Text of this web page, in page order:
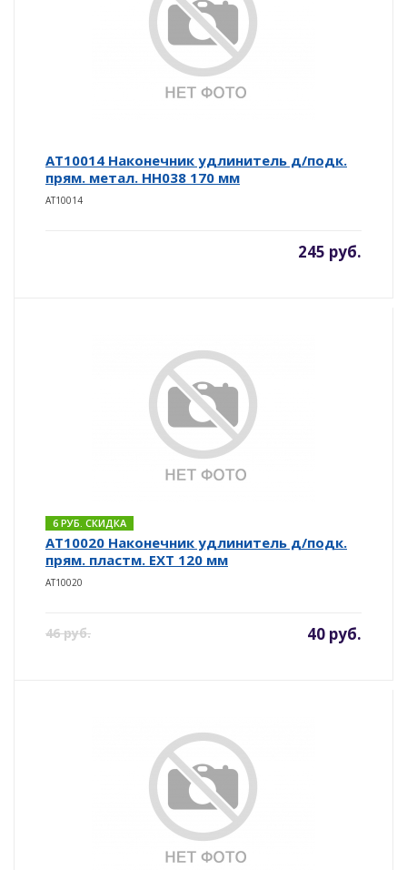
AT10014 Наконечник удлинитель д/подк.
прям. метал. НН038 170 мм
AT10014
245 руб.
6 РУБ. СКИДКА
AT10020 Наконечник удлинитель д/подк.
прям. пластм. EXT 120 мм
AT10020
46 руб. 40 руб.